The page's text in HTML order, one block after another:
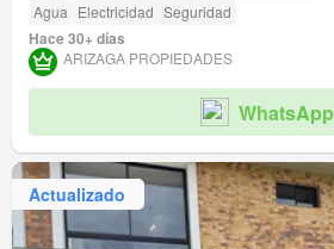
Agua Electricidad Seguridad
Hace 30+ días
ARIZAGA PROPIEDADES
WhatsApp
Actualizado